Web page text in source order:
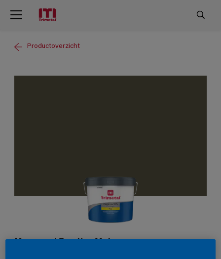
Productoverzicht
Magnacryl Prestige Mat